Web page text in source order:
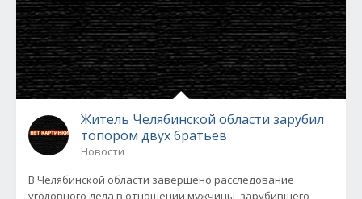
Житель Челябинской области зарубил
топором двух братьев
Новости
В Челябинской области завершено расследование
уголовного дела в отношении мужчины, зарубившего